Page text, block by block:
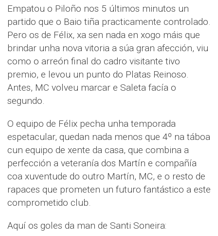
Empatou o Piloño nos 5 últimos minutos un
partido que o Baio tiña practicamente controlado.
Pero os de Félix, xa sen nada en xogo máis que
brindar unha nova vitoria a súa gran afección, viu
como o arreón final do cadro visitante tivo
premio, e levou un punto do Platas Reinoso.
Antes, MC volveu marcar e Saleta facía o
segundo.
O equipo de Félix pecha unha temporada
espetacular, quedan nada menos que 4º na táboa
cun equipo de xente da casa, que combina a
perfección a veteranía dos Martín e compañía
coa xuventude do outro Martín, MC, e o resto de
rapaces que prometen un futuro fantástico a este
comprometido club.
Aquí os goles da man de Santi Soneira: